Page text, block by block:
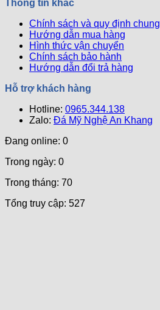
Thông tin khác
Chính sách và quy định chung
Hướng dẫn mua hàng
Hình thức vận chuyển
Chính sách bảo hành
Hướng dẫn đổi trả hàng
Hỗ trợ khách hàng
Hotline: 0965.344.138
Zalo: Đá Mỹ Nghệ An Khang
Đang online: 0
Trong ngày: 0
Trong tháng: 70
Tổng truy cập: 527